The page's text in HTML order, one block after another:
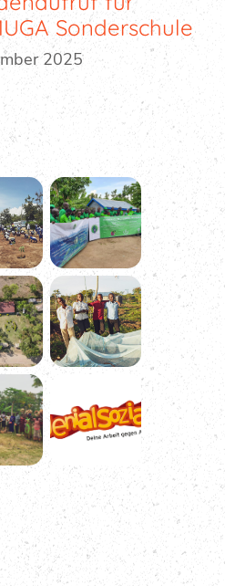
Sonderschule
2025